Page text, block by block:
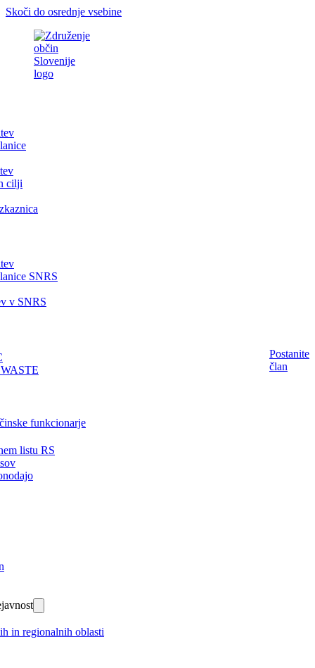
Skoči do osrednje vsebine
cilji
SNRS
v SNRS
funkcionarje
listu RS
in regionalnih oblasti
Postanite
član